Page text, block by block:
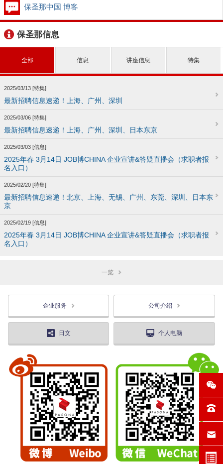
保圣那中国 博客
保圣那信息
全部 信息 讲座信息 特集
2025/03/13 [特集]
最新招聘信息速递！上海、广州、深圳
2025/03/06 [特集]
最新招聘信息速递！上海、广州、深圳、日本东京
2025/03/03 [信息]
2025年春 3月14日 JOB博CHINA 企业宣讲&答疑直播会（求职者报
名入口）
2025/02/20 [特集]
最新招聘信息速递！北京、上海、无锡、广州、东莞、深圳、日本东
京
2025/02/19 [信息]
2025年春 3月14日 JOB博CHINA 企业宣讲&答疑直播会（求职者报
名入口）
一览
企业服务 公司介绍
日文 个人电脑